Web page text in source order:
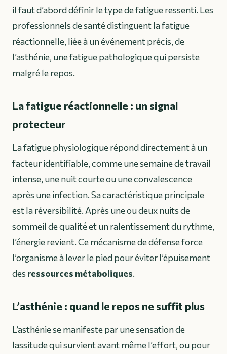
il faut d’abord définir le type de fatigue ressenti. Les
professionnels de santé distinguent la fatigue
réactionnelle, liée à un événement précis, de
l’asthénie, une fatigue pathologique qui persiste
malgré le repos.
La fatigue réactionnelle : un signal
protecteur
La fatigue physiologique répond directement à un
facteur identifiable, comme une semaine de travail
intense, une nuit courte ou une convalescence
après une infection. Sa caractéristique principale
est la réversibilité. Après une ou deux nuits de
sommeil de qualité et un ralentissement du rythme,
l’énergie revient. Ce mécanisme de défense force
l’organisme à lever le pied pour éviter l’épuisement
desressources métaboliques.
L’asthénie : quand le repos ne suffit plus
L’asthénie se manifeste par une sensation de
lassitude qui survient avant même l’effort, ou pour